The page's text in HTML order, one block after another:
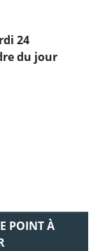
24
du jour
POINT À